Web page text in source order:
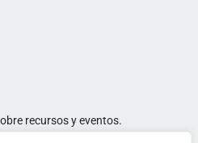
recursos y eventos.